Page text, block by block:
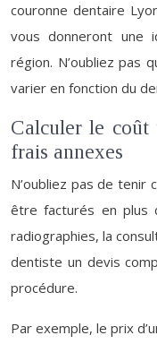
couronne dentaire
vous donneront une
région. N’oubliez pas
varier en fonction du
Calculer le coût
frais annexes
N’oubliez pas de tenir
être facturés en plus
radiographies, la
dentiste un devis
procédure.
Par exemple, le prix